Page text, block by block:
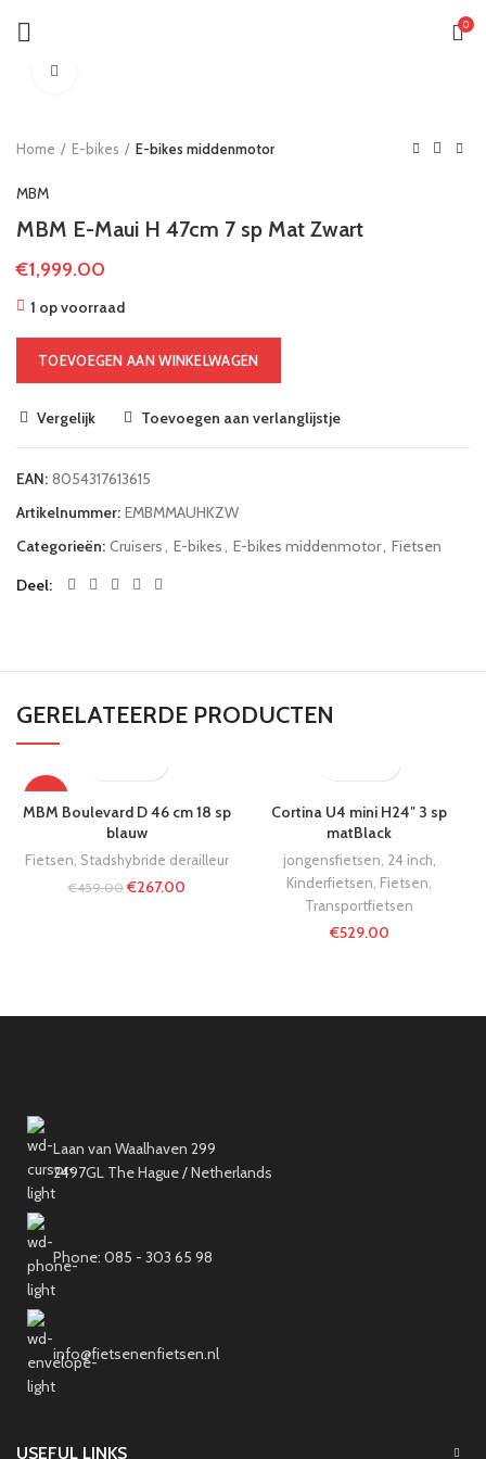
0
Home E-bikes E-bikes middenmotor
MBM
MBM E-Maui H 47cm 7 sp Mat Zwart
€1,999.00
1 op voorraad
TOEVOEGEN AAN WINKELWAGEN
Vergelijk Toevoegen aan verlanglijstje
EAN: 8054317613615
Artikelnummer: EMBMMAUHKZW
Categorieën: Cruisers, E-bikes, E-bikes middenmotor, Fietsen
Deel
GERELATEERDE PRODUCTEN
-42%
MBM Boulevard D 46 cm 18 sp
blauw
Fietsen Stadshybride derailleur
€459.00 €267.00
Cortina U4 mini H24″ 3 sp
matBlack
jongensfietsen 24 inch
Kinderfietsen Fietsen
Transportfietsen
€529.00
Laan van Waalhaven 299
2497GL The Hague / Netherlands
Phone: 085 - 303 65 98
info@fietsenenfietsen.nl
USEFUL LINKS